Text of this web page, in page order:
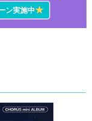
ン実施中★